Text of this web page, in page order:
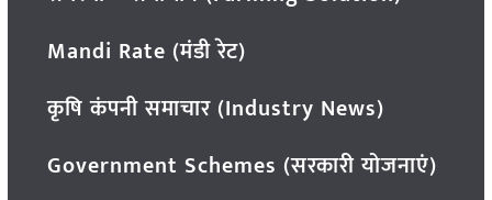
Mandi Rate (मंडी रेट)
कृषि कंपनी समाचार (Industry News)
Government Schemes (सरकारी योजनाएं)